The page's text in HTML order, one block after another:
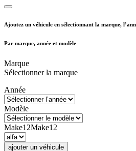
Ajoutez un véhicule en sélectionnant la marque,
Par marque, année et modèle
Marque
Sélectionner la marque
Année
Modèle
Make12Make12
ajouter un véhicule